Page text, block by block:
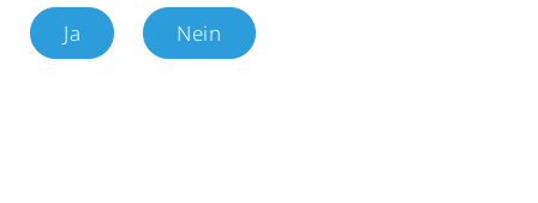
Ja Nein